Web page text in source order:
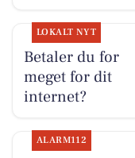
LOKALT NYT
Betaler du for
meget for dit
internet?
ALARM112